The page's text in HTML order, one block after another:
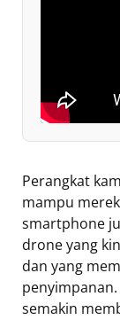
Perangkat
mampu
smartphone
drone yang
dan yang
semakin